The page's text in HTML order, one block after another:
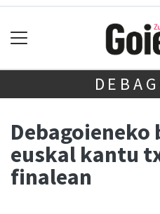
Debagoieneko
euskal kantu
finalean